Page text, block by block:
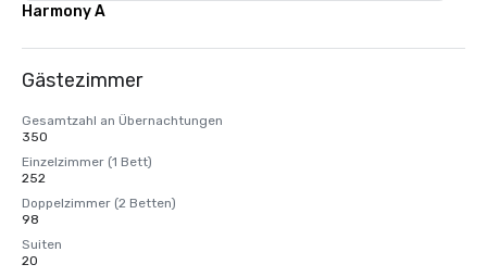
Harmony A
Gästezimmer
Gesamtzahl an Übernachtungen
350
Einzelzimmer (1 Bett)
252
Doppelzimmer (2 Betten)
98
Suiten
20